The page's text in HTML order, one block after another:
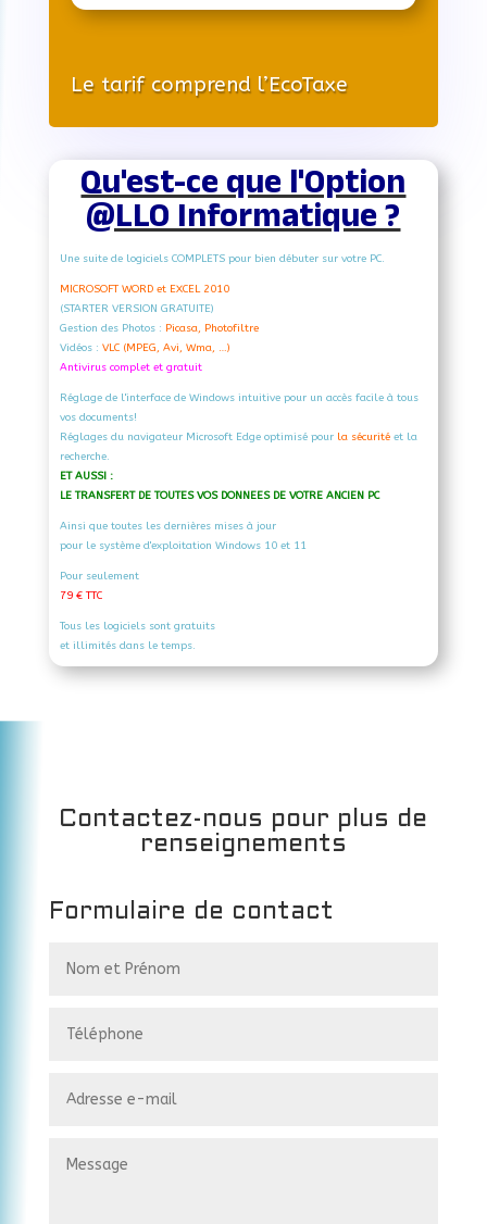
Le tarif comprend l’EcoTaxe
Qu'est-ce que l'Option
@LLO Informatique ?
Une suite de logiciels COMPLETS pour bien débuter sur votre PC.
MICROSOFT WORD et EXCEL 2010
(STARTER VERSION GRATUITE)
Gestion des Photos : Picasa, Photofiltre
Vidéos : VLC (MPEG, Avi, Wma, …)
Antivirus complet et gratuit
Réglage de l'interface de Windows intuitive pour un accès facile à tous
vos documents!
Réglages du navigateur Microsoft Edge optimisé pour la sécurité et la
recherche.
ET AUSSI :
LE TRANSFERT DE TOUTES VOS DONNEES DE VOTRE ANCIEN PC
Ainsi que toutes les dernières mises à jour
pour le système d'exploitation Windows 10 et 11
Pour seulement
79 € TTC
Tous les logiciels sont gratuits
et illimités dans le temps.
Contactez-nous pour plus de
renseignements
Formulaire de contact